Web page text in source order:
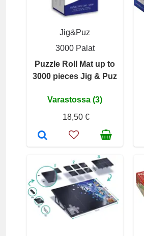
Jig&Puz
3000 Palat
Puzzle Roll Mat up to
3000 pieces Jig & Puz
Varastossa (3)
18,50 €